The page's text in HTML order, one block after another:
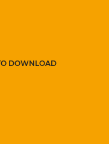
DOWNLOAD